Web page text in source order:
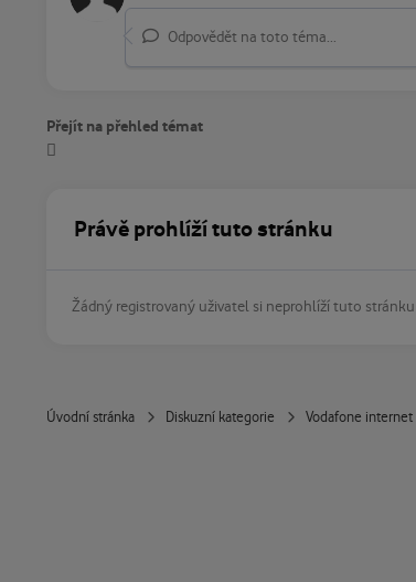
Odpovědět na toto téma...
Přejít na přehled témat
Právě prohlíží tuto stránku
Žádný registrovaný uživatel si neprohlíží tuto stránku
Úvodní stránka Diskuzní kategorie Vodafone internet